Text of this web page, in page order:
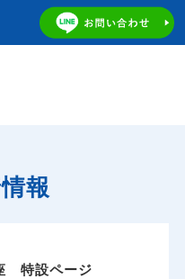
報
特設ページ